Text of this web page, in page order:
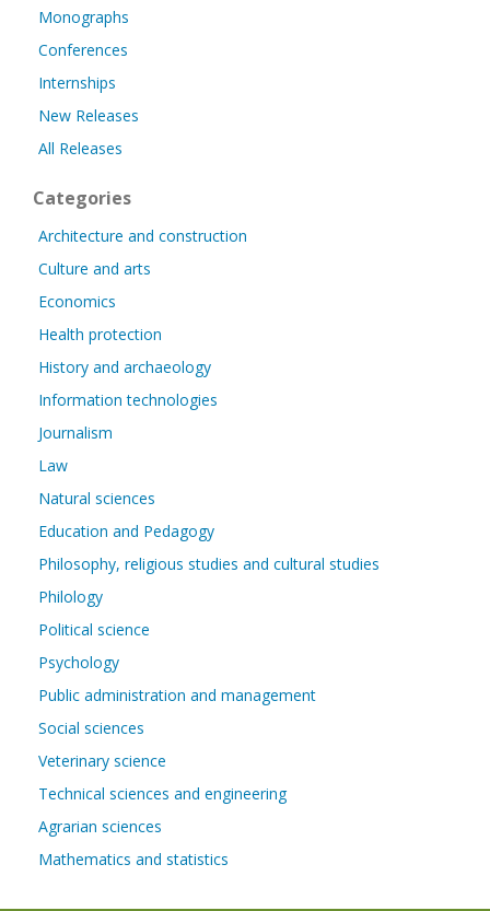
Monographs
Conferences
Internships
New Releases
All Releases
Categories
Architecture and construction
Culture and arts
Economics
Health protection
History and archaeology
Information technologies
Journalism
Law
Natural sciences
Education and Pedagogy
Philosophy, religious studies and cultural studies
Philology
Political science
Psychology
Public administration and management
Social sciences
Veterinary science
Technical sciences and engineering
Agrarian sciences
Mathematics and statistics